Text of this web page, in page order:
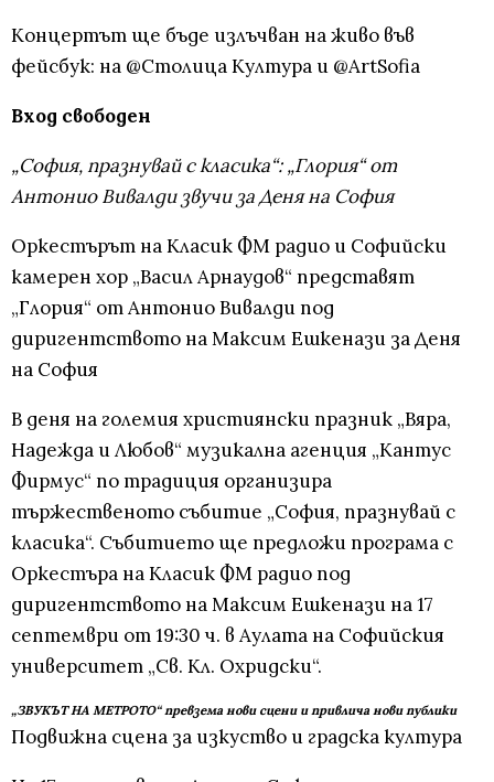
Концертът ще бъде излъчван на живо във
фейсбук: на @Столица Култура и @ArtSofia
Вход свободен
„София, празнувай с класика“: „Глория“ от
Антонио Вивалди звучи за Деня на София
Оркестърът на Класик ФМ радио и Софийски
камерен хор „Васил Арнаудов“ представят
„Глория“ от Антонио Вивалди под
диригентството на Максим Ешкенази за Деня
на София
В деня на големия християнски празник „Вяра,
Надежда и Любов“ музикална агенция „Кантус
Фирмус“ по традиция организира
тържественото събитие „София, празнувай с
класика“. Събитието ще предложи програма с
Оркестъра на Класик ФМ радио под
диригентството на Максим Ешкенази на 17
септември от 19:30 ч. в Аулата на Софийския
университет „Св. Кл. Охридски“.
„ЗВУКЪТ НА МЕТРОТО“ превзема нови сцени и привлича нови публики
Подвижна сцена за изкуство и градска култура